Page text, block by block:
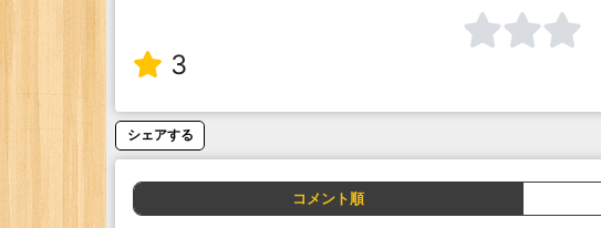
3
シェアする
コメント順